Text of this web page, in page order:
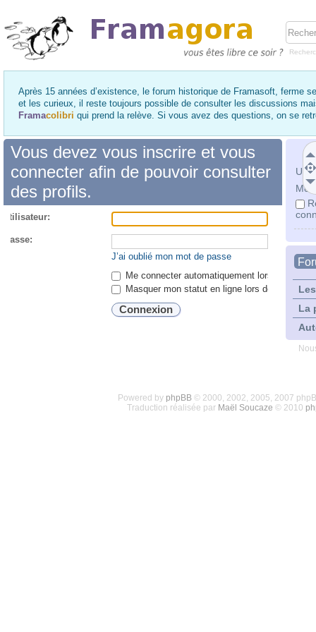
Après 15 années d’existence, le forum historique de Framasoft, ferme
et les curieux, il reste toujours possible de consulter les discussions
Framacolibri qui prend la relève. Si vous avez des questions, on se
Mot
La
Vous devez vous inscrire et vous
connecter afin de pouvoir consulter
des profils.
passe:
J’ai oublié mon mot de passe
Me connecter automatiquement lors de
Masquer mon statut en ligne lors de cette
Powered by phpBB© 2000, 2002, 2005, 2007
Traduction réalisée par Maël Soucaze © 2010